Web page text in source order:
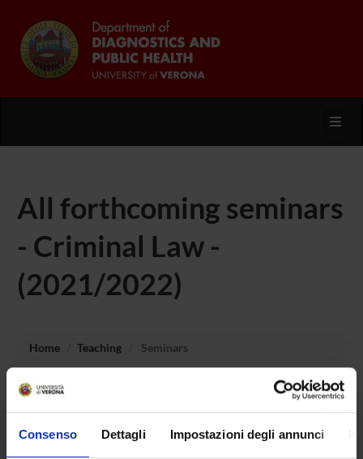
Consenso Dettagli Impostazioni degli annunci
All forthcoming seminars
- Criminal Law -
(2021/2022)
Home Teaching Seminars
No recent seminar found relating to teaching Criminal Law.